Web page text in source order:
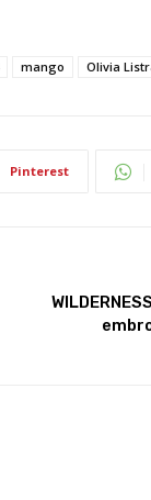
mango Olivia
Pinterest